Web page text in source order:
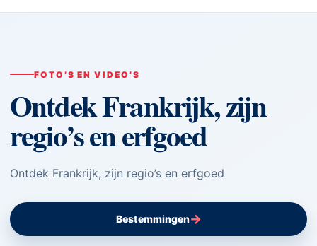
FOTO’S EN VIDEO’S
Ontdek Frankrijk, zijn
regio’s en erfgoed
Ontdek Frankrijk, zijn regio’s en erfgoed
Bestemmingen→